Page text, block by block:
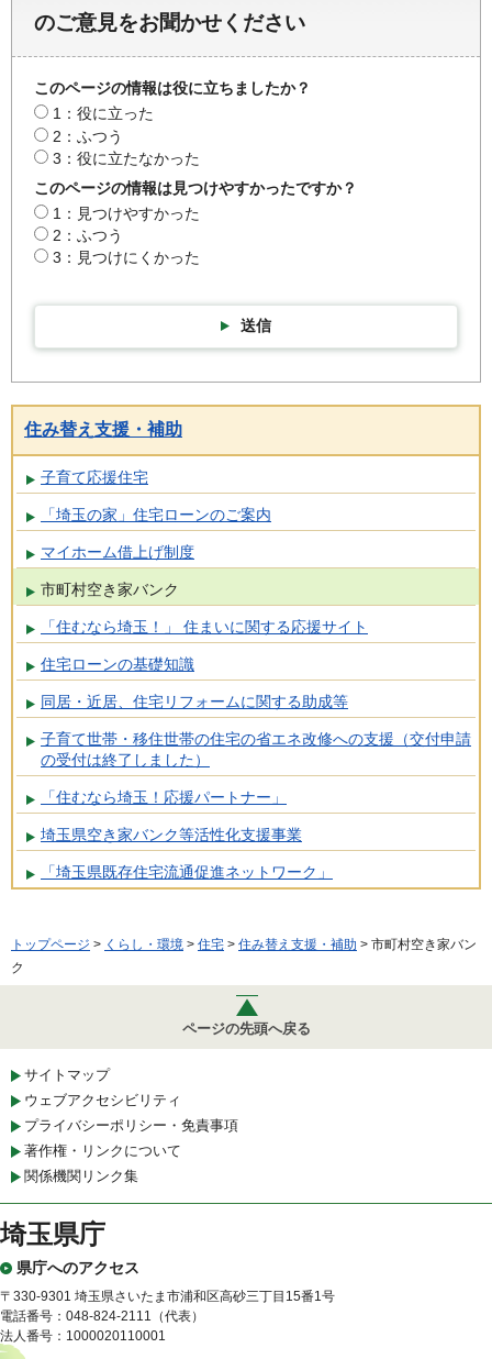
のご意見をお聞かせください
このページの情報は役に立ちましたか？
1：役に立った
2：ふつう
3：役に立たなかった
このページの情報は見つけやすかったですか？
1：見つけやすかった
2：ふつう
3：見つけにくかった
送信
住み替え支援・補助
子育て応援住宅
「埼玉の家」住宅ローンのご案内
マイホーム借上げ制度
市町村空き家バンク
「住むなら埼玉！」 住まいに関する応援サイト
住宅ローンの基礎知識
同居・近居、住宅リフォームに関する助成等
子育て世帯・移住世帯の住宅の省エネ改修への支援（交付申請
の受付は終了しました）
「住むなら埼玉！応援パートナー」
埼玉県空き家バンク等活性化支援事業
「埼玉県既存住宅流通促進ネットワーク」
トップページ > くらし・環境 > 住宅 > 住み替え支援・補助 > 市町村空き家バン
ク
ページの先頭へ戻る
サイトマップ
ウェブアクセシビリティ
プライバシーポリシー・免責事項
著作権・リンクについて
関係機関リンク集
埼玉県庁
県庁へのアクセス
〒330-9301 埼玉県さいたま市浦和区高砂三丁目15番1号
電話番号：048-824-2111（代表）
法人番号：1000020110001